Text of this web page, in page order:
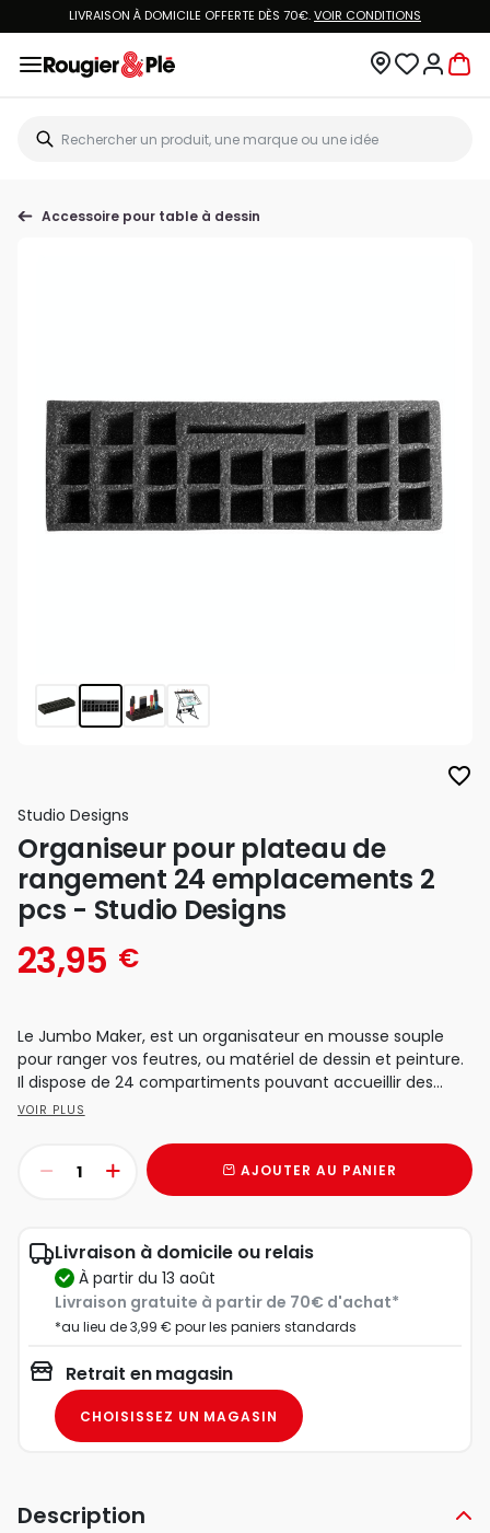
LIVRAISON À DOMICILE OFFERTE DÈS 70€.VOIR CONDITIONS
Accessoire pour table à dessin
favorite_border
Studio Designs
Organiseur pour plateau de
rangement 24 emplacements 2
pcs - Studio Designs
23,95 €
Le Jumbo Maker, est un organisateur en mousse souple
pour ranger vos feutres, ou matériel de dessin et peinture.
Il dispose de 24 compartiments pouvant accueillir des...
VOIR PLUS
AJOUTER AU PANIER
Livraison à domicile ou relais
à partir du 13 août
Livraison gratuite à partir de 70€ d'achat*
*au lieu de 3,99 € pour les paniers standards
Retrait en magasin
CHOISISSEZ UN MAGASIN
Description